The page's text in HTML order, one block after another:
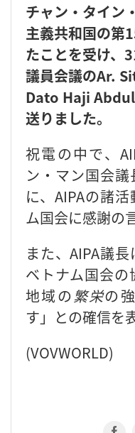
チャン・タイン
主義共和国の第
たことを受け、
議員会議のAr.
Dato Haji
送りました。
祝電の中で、
ン・マン国会
に、AIPAの諸
ム国会に感謝の
また、AIPA議
ベトナム国会の
地域の繁栄の
す」との確信を
(VOVWORLD)